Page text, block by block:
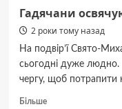
Гадячани
2 роки тому назад
На подвір’ї Свято-
сьогодні дуже людно.
чергу, щоб потрапити
БільшеДокладніше